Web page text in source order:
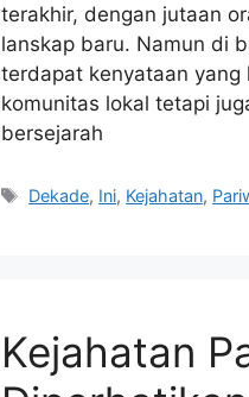
terakhir, dengan jutaan
lanskap baru. Namun di
terdapat kenyataan
komunitas lokal tetapi
bersejarah
Tags
Dekade, Ini, Kejahatan,
Kejahatan